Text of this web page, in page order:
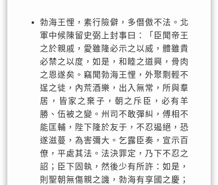
勃海王悝，素行險僻，多僭傲不法。北
軍中候陳留史弼上封事曰：「臣聞帝王
之於親戚，愛雖隆必示之以威，體雖貴
必禁之以度，如是，和睦之道興，骨肉
之恩遂矣。竊聞勃海王悝，外聚剽輕不
逞之徒，內荒酒樂，出入無常，所與羣
居，皆家之棄子，朝之斥臣，必有羊
勝、伍被之變。州司不敢彈糾，傅相不
能匡輔，陛下隆於友于，不忍遏絕，恐
遂滋蔓，為害彌大。乞露臣奏，宣示百
僚，平處其法。法決罪定，乃下不忍之
詔；臣下固執，然後少有所許：如是，
則聖朝無傷親之譏，勃海有享國之慶；